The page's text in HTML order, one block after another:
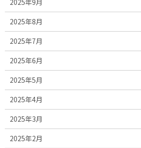
2025年8月
2025年7月
2025年6月
2025年5月
2025年4月
2025年3月
2025年2月